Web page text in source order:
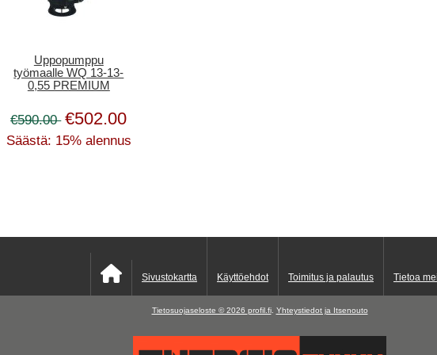
Uppopumppu
työmaalle WQ 13-13-
0,55 PREMIUM
€590.00 €502.00
Säästä: 15% alennus
Sivustokartta Käyttöehdot Toimitus ja palautus Tietoa
Tietosuojaseloste © 2026 profil.fi. Yhteystiedot ja Itsenouto